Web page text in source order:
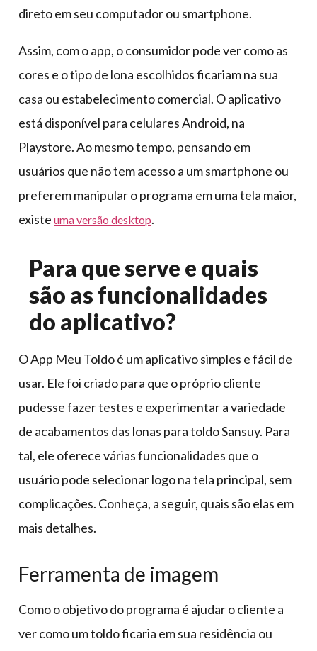
direto em seu computador ou smartphone.
Assim, com o app, o consumidor pode ver como as
cores e o tipo de lona escolhidos ficariam na sua
casa ou estabelecimento comercial. O aplicativo
está disponível para celulares Android, na
Playstore. Ao mesmo tempo, pensando em
usuários que não tem acesso a um smartphone ou
preferem manipular o programa em uma tela maior,
existe uma versão desktop.
Para que serve e quais
são as funcionalidades
do aplicativo?
O App Meu Toldo é um aplicativo simples e fácil de
usar. Ele foi criado para que o próprio cliente
pudesse fazer testes e experimentar a variedade
de acabamentos das lonas para toldo Sansuy. Para
tal, ele oferece várias funcionalidades que o
usuário pode selecionar logo na tela principal, sem
complicações. Conheça, a seguir, quais são elas em
mais detalhes.
Ferramenta de imagem
Como o objetivo do programa é ajudar o cliente a
ver como um toldo ficaria em sua residência ou